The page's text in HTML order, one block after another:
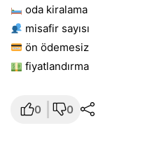
oda kiralama
misafir sayısı
ön ödemesiz
fiyatlandırma
0 0